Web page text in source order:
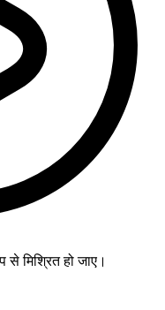
से मिश्रित हो जाए।